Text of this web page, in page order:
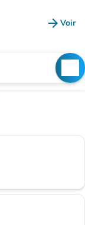
arrow_forward Voir